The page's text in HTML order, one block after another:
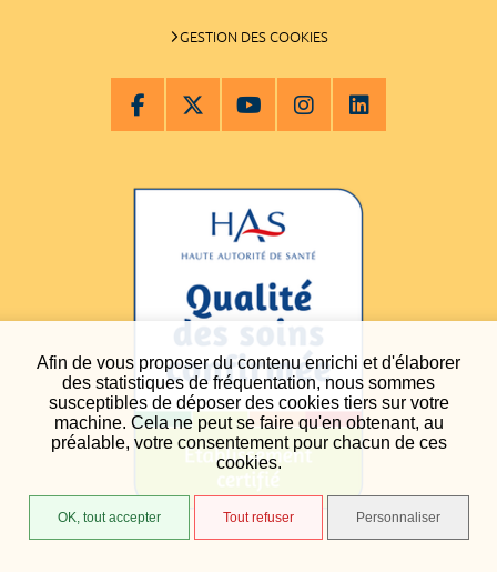
Afin de vous proposer du contenu enrichi et d'élaborer
des statistiques de fréquentation, nous sommes
susceptibles de déposer des cookies tiers sur votre
machine. Cela ne peut se faire qu'en obtenant, au
préalable, votre consentement pour chacun de ces
cookies.
OK, tout accepter Tout refuser Personnaliser
GESTION DES COOKIES